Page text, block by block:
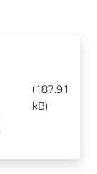
(187.91
kB)